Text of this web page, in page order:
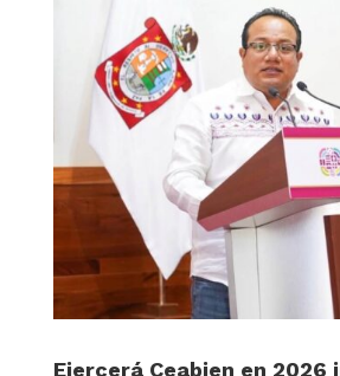
Ejercerá Ceabien en 2026